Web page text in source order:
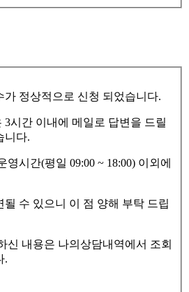
가 정상적으로 신청 되었습니다.
3시간 이내에 메일로 답변을 드릴
니다.
영시간(평일 09:00 ~ 18:00) 이외에
될 수 있으니 이 점 양해 부탁 드립
신 내용은 나의상담내역에서 조회
.